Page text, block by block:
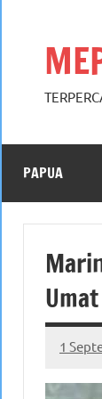
PAPUA
1
No